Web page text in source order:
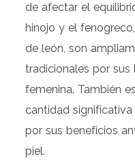
de afectar el
hinojo y el
de león, son
tradicionales por
femenina. También
cantidad
por sus beneficios
piel.